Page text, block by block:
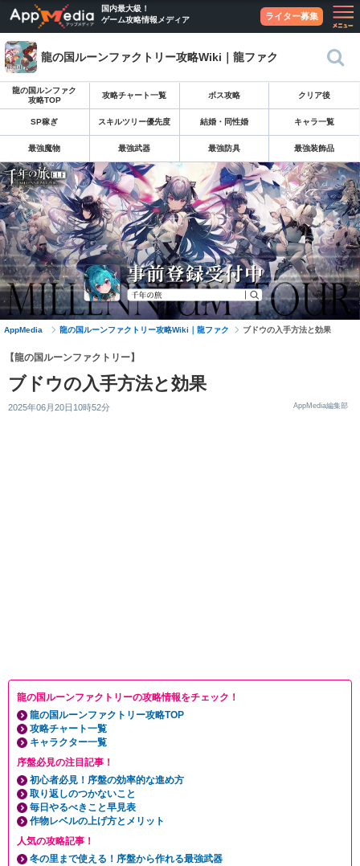
国内最大級！
ゲーム攻略情報メディア
ライター募集
龍の国ルーンファクトリー攻略Wiki｜龍ファク
龍の国ルンファク
攻略TOP
攻略チャート一覧 ボス攻略 クリア後
SP稼ぎ スキルツリー優先度 結婚・同性婚 キャラ一覧
最強魔物 最強武器 最強防具 最強装飾品
AppMedia 龍の国ルーンファクトリー攻略Wiki｜龍ファク ブドウの入手方法と効果
【龍の国ルーンファクトリー】
ブドウの入手方法と効果
2025年06月20日10時52分 AppMedia編集部
龍の国ルーンファクトリーの攻略情報をチェック！
龍の国ルーンファクトリー攻略TOP
攻略チャート一覧
キャラクター一覧
序盤必見の注目記事！
初心者必見！序盤の効率的な進め方
取り返しのつかないこと
毎日やるべきこと早見表
作物レベルの上げ方とメリット
人気の攻略記事！
冬の里まで使える！序盤から作れる最強武器